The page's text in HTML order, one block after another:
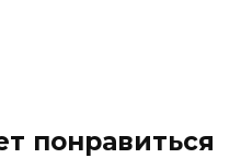
понравиться